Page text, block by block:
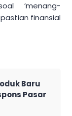
‘menang-
finansial
Baru
Pasar